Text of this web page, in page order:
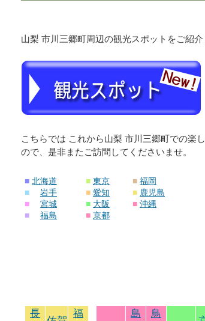
山梨 市川三郷町周辺の観光スポットをご紹介
こちらでは これから山梨 市川三郷町での楽
ので、是非またご訪問してくださいませ。
■ 北海道
■
岩手
■
宮城
■
福島
■ 東京
■ 愛知
■ 大阪
■ 京都
■ 福岡
■ 鹿児島
■ 沖縄
長
福 島 鳥